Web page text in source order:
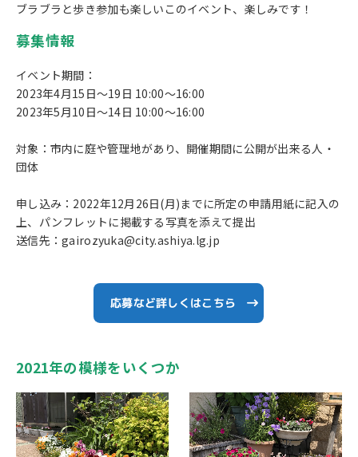
ブラブラと歩き参加も楽しいこのイベント、楽しみです！
募集情報
イベント期間：
2023年4月15日～19日 10:00～16:00
2023年5月10日～14日 10:00～16:00
対象：市内に庭や管理地があり、開催期間に公開が出来る人・
団体
申し込み：2022年12月26日(月)までに所定の申請用紙に記入の
上、パンフレットに掲載する写真を添えて提出
送信先：gairozyuka@city.ashiya.lg.jp
応募など詳しくはこちら
2021年の模様をいくつか